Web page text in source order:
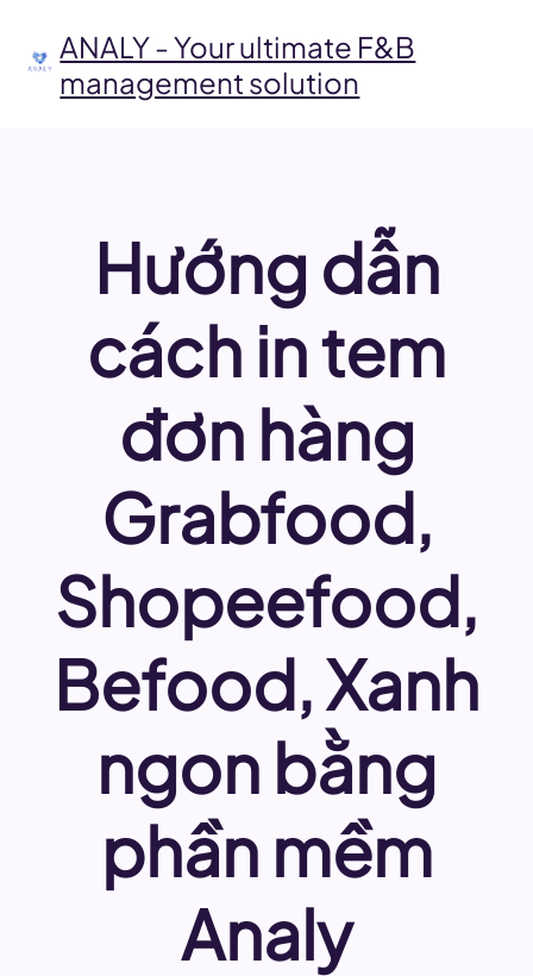
contentANALY - Your ultimate F&B
management solution
Hướng dẫn
cách in tem
đơn hàng
Grabfood,
Shopeefood,
Befood, Xanh
ngon bằng
phần mềm
Analy